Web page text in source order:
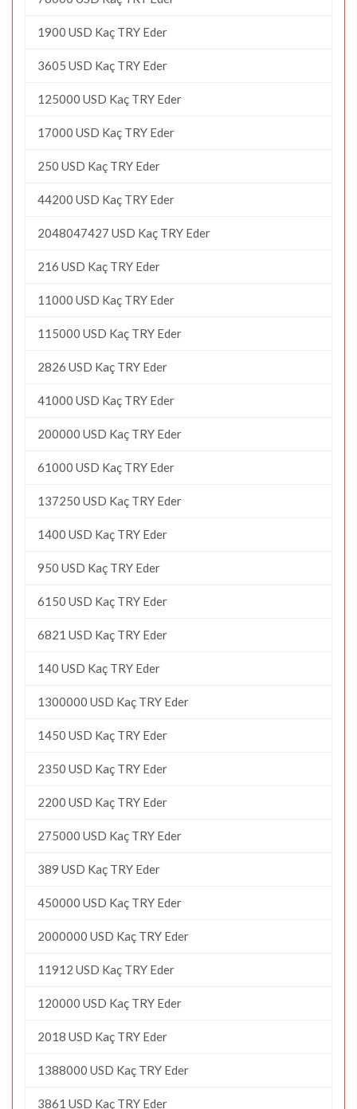
1900 USD Kaç TRY Eder
3605 USD Kaç TRY Eder
125000 USD Kaç TRY Eder
17000 USD Kaç TRY Eder
250 USD Kaç TRY Eder
44200 USD Kaç TRY Eder
2048047427 USD Kaç TRY Eder
216 USD Kaç TRY Eder
11000 USD Kaç TRY Eder
115000 USD Kaç TRY Eder
2826 USD Kaç TRY Eder
41000 USD Kaç TRY Eder
200000 USD Kaç TRY Eder
61000 USD Kaç TRY Eder
137250 USD Kaç TRY Eder
1400 USD Kaç TRY Eder
950 USD Kaç TRY Eder
6150 USD Kaç TRY Eder
6821 USD Kaç TRY Eder
140 USD Kaç TRY Eder
1300000 USD Kaç TRY Eder
1450 USD Kaç TRY Eder
2350 USD Kaç TRY Eder
2200 USD Kaç TRY Eder
275000 USD Kaç TRY Eder
389 USD Kaç TRY Eder
450000 USD Kaç TRY Eder
2000000 USD Kaç TRY Eder
11912 USD Kaç TRY Eder
120000 USD Kaç TRY Eder
2018 USD Kaç TRY Eder
1388000 USD Kaç TRY Eder
3861 USD Kaç TRY Eder